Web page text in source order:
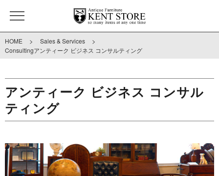
HOME > Sales & Services >
Consultingアンティーク ビジネス コンサルティング
アンティーク ビジネス コンサル
ティング